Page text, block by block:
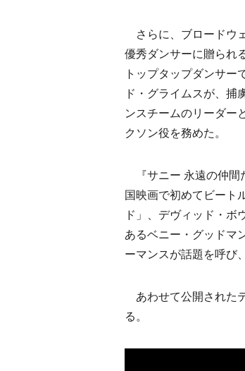
さらに、ブロードウ
優秀ダンサーに贈られ
トップタップダンサー
ド・グライムスが、捕
ンスチームのリーダー
クソン役を務めた。
『サニー 永遠の仲間
国映画で初めてビート
ド」、デヴィッド・
あるベニー・グッドマ
ーマンスが話題を呼び
あわせて公開された
る。